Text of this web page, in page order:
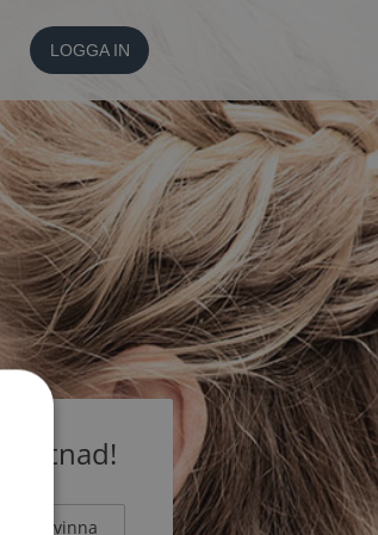
LOGGA IN
Kvinna